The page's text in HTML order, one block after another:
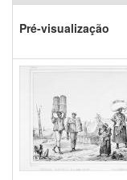
Pré-visualização